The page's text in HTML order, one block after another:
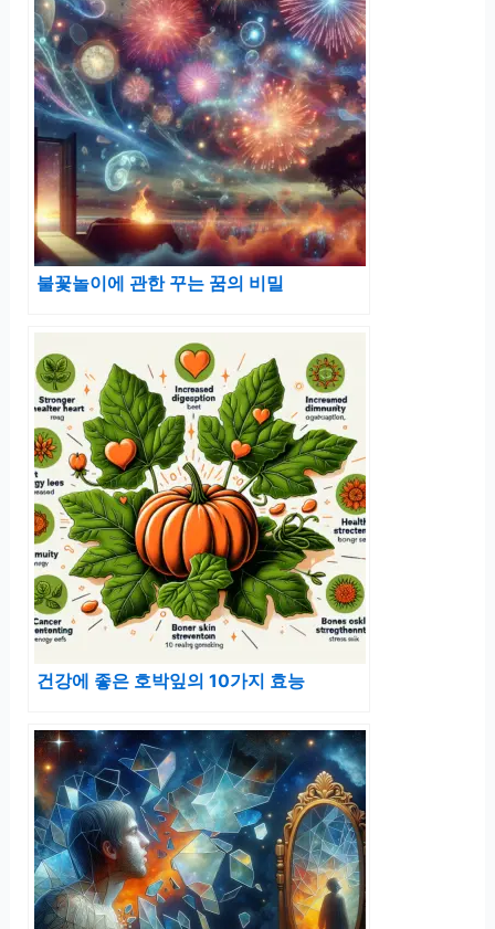
불꽃놀이에 관한 꾸는 꿈의 비밀
건강에 좋은 호박잎의 10가지 효능